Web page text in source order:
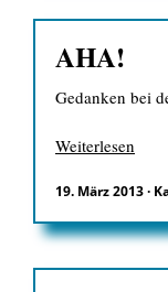
Suchen
AHA!
Gedanken bei
Weiterlesen
19. März 2013·